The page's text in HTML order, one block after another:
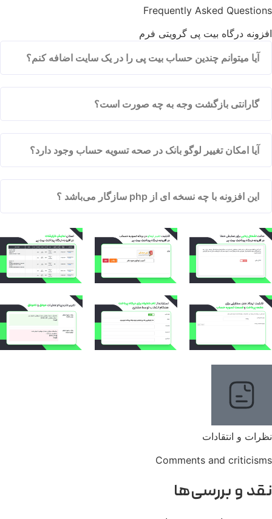
Frequently Asked
درگاه بیت پی گرویتی فرم
آیا میتوانم چندین حساب بیت پی را در یک سایت اضافه کنم؟
گارانتی بازگشت وجه به چه صورت است؟
آیا امکان تغییر لوگو بانک در صحه تسویه حساب وجود دارد؟
این افزونه با چه نسخه ای از php سازگار می‌باشد ؟
و انتقادات
Comments and
و بررسی‌ها